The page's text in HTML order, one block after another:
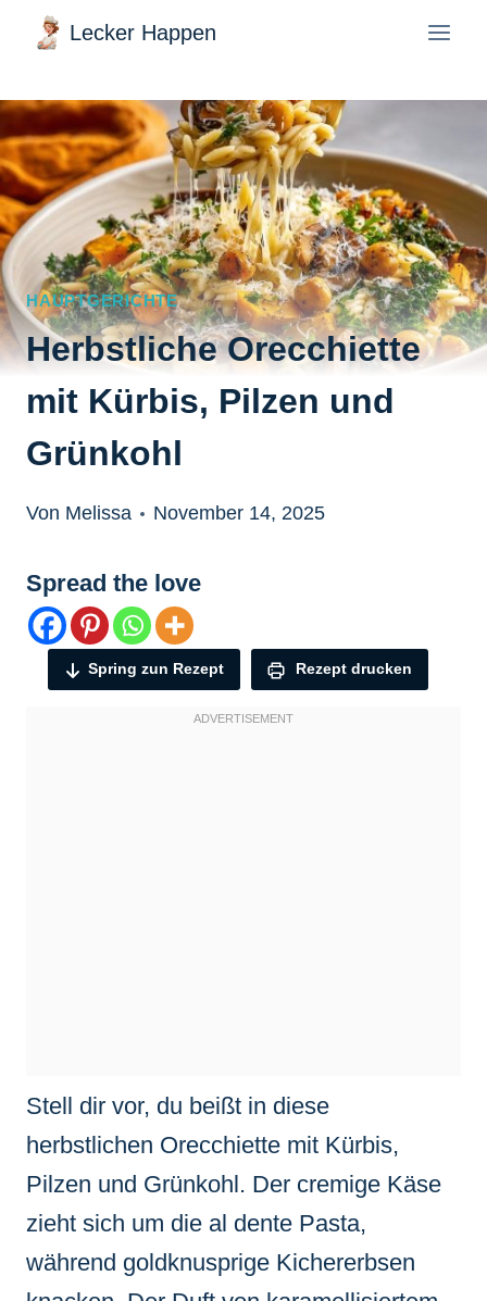
Zum
Inhalt
springen
Lecker Happen
HAUPTGERICHTE
Herbstliche Orecchiette
mit Kürbis, Pilzen und
Grünkohl
Von Melissa November 14, 2025
Spread the love
Spring zun Rezept Rezept drucken
Stell dir vor, du beißt in diese
herbstlichen Orecchiette mit Kürbis,
Pilzen und Grünkohl. Der cremige Käse
zieht sich um die al dente Pasta,
während goldknusprige Kichererbsen